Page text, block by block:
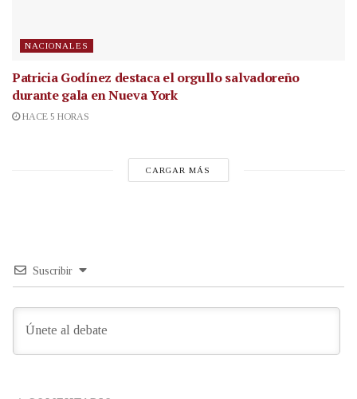
NACIONALES
Patricia Godínez destaca el orgullo salvadoreño
durante gala en Nueva York
HACE 5 HORAS
CARGAR MÁS
Suscribir